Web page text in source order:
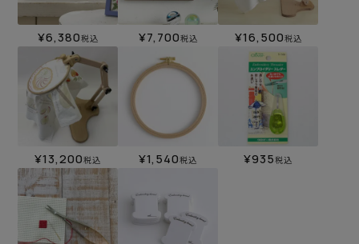
¥6,380税込 ¥7,700税込 ¥16,500税込
¥13,200税込 ¥1,540税込 ¥935税込